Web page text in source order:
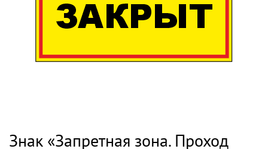
Знак «Запретная зона. Проход